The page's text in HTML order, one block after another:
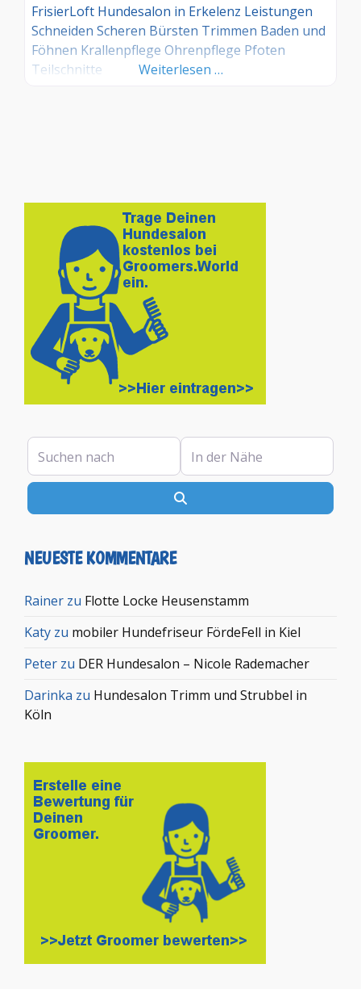
FrisierLoft Hundesalon in Erkelenz Leistungen
Schneiden Scheren Bürsten Trimmen Baden und
Föhnen Krallenpflege Ohrenpflege Pfoten
Teilschnitte
Weiterlesen …
Suchen nach In der Nähe
NEUESTE KOMMENTARE
Rainer zu Flotte Locke Heusenstamm
Katy zu mobiler Hundefriseur FördeFell in Kiel
Peter zu DER Hundesalon – Nicole Rademacher
Darinka zu Hundesalon Trimm und Strubbel in
Köln